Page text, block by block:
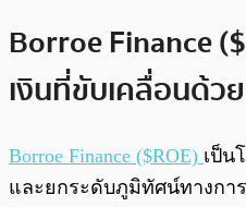
Borroe Finance
เงินที่ขับเคลื่อนด้ว
Borroe Finance ($ROE) เป็น
และยกระดับภูมิทัศน์ทางการ